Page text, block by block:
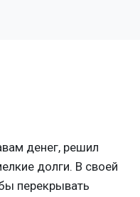
денег, решил
долги. В своей
перекрывать